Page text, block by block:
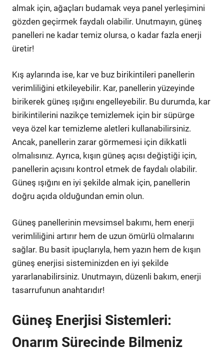
almak için, ağaçları budamak veya panel yerleşimini
gözden geçirmek faydalı olabilir. Unutmayın, güneş
panelleri ne kadar temiz olursa, o kadar fazla enerji
üretir!
Kış aylarında ise, kar ve buz birikintileri panellerin
verimliliğini etkileyebilir. Kar, panellerin yüzeyinde
birikerek güneş ışığını engelleyebilir. Bu durumda, kar
birikintilerini nazikçe temizlemek için bir süpürge
veya özel kar temizleme aletleri kullanabilirsiniz.
Ancak, panellerin zarar görmemesi için dikkatli
olmalısınız. Ayrıca, kışın güneş açısı değiştiği için,
panellerin açısını kontrol etmek de faydalı olabilir.
Güneş ışığını en iyi şekilde almak için, panellerin
doğru açıda olduğundan emin olun.
Güneş panellerinin mevsimsel bakımı, hem enerji
verimliliğini artırır hem de uzun ömürlü olmalarını
sağlar. Bu basit ipuçlarıyla, hem yazın hem de kışın
güneş enerjisi sisteminizden en iyi şekilde
yararlanabilirsiniz. Unutmayın, düzenli bakım, enerji
tasarrufunun anahtarıdır!
Güneş Enerjisi Sistemleri:
Onarım Sürecinde Bilmeniz